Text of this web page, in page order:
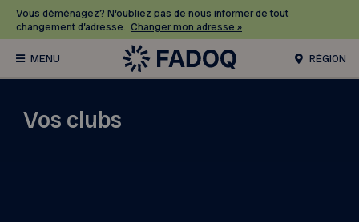
Vous déménagez? N’oubliez pas de nous informer de tout
changement d’adresse. Changer mon adresse »
RÉGION
Vos clubs